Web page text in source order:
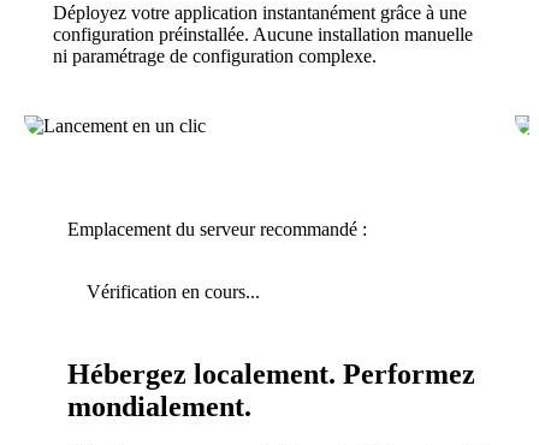
Déployez votre application instantanément grâce à une
configuration préinstallée. Aucune installation manuelle
ni paramétrage de configuration complexe.
Emplacement du serveur recommandé :
Vérification en cours...
Hébergez localement. Performez
mondialement.